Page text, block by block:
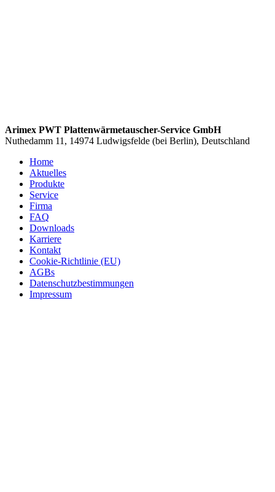
Arimex PWT Plattenwärmetauscher-Service GmbH
Nuthedamm 11, 14974 Ludwigsfelde (bei Berlin), Deutschland
Home
Aktuelles
Produkte
Service
Firma
FAQ
Downloads
Karriere
Kontakt
Cookie-Richtlinie (EU)
AGBs
Datenschutzbestimmungen
Impressum